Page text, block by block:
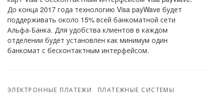
До конца 2017 года технологию Visa payWave будет
поддерживать около 15% всей банкоматной сети
Альфа-Банка. Для удобства клиентов в каждом
отделении будет установлен как минимум один
банкомат с бесконтактным интерфейсом.
ЭЛЕКТРОННЫЕ ПЛАТЕЖИ ПЛАТЕЖНЫЕ СИСТЕМЫ